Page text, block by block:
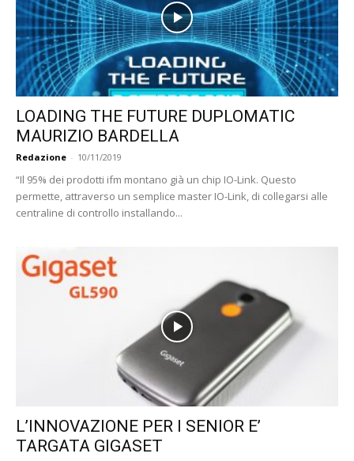
LOADING THE FUTURE DUPLOMATIC
MAURIZIO BARDELLA
Redazione - 10/11/2019
“Il 95% dei prodotti ifm montano già un chip IO-Link. Questo
permette, attraverso un semplice master IO-Link, di collegarsi alle
centraline di controllo installando...
L’INNOVAZIONE PER I SENIOR E’
TARGATA GIGASET